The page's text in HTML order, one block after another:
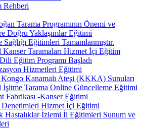
Rehberi
Tarama Programının Önemi ve
Doğru Yaklaşımlar Eğitimi
Sağlığı Eğitimleri Tamamlanmıştır.
Kanser Taramaları Hizmet İçi Eğitim
Eğitim Programı Başladı
Hizmetleri Eğitimi
Kongo Kanamalı Ateşi (KKKA) Sunuları
İşitme Tarama Online Güncelleme Eğitimi
Fabrikası -Kanser Eğitimi
Hizmet İçi Eğitimi
Hastalıklar İzlemi İl Eğitimleri Sunum ve